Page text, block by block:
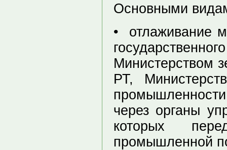
Основными
• отлаживание
Министерством
РТ,
через органы
которых
промышленной